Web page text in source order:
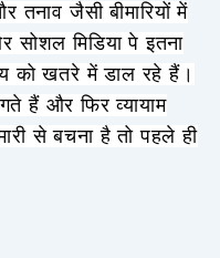
तनाव जैसी बीमारियों में
सोशल मिडिया पे इतना
को खतरे में डाल रहे हैं।
हैं और फिर व्यायाम
से बचना है तो पहले ही